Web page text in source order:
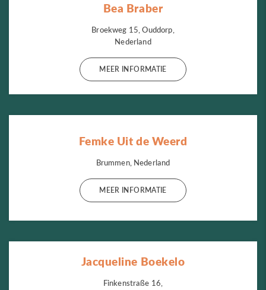
Bea Braber
Broekweg 15, Ouddorp,
Nederland
MEER INFORMATIE
Femke Uit de Weerd
Brummen, Nederland
MEER INFORMATIE
Jacqueline Boekelo
Finkenstraße 16,